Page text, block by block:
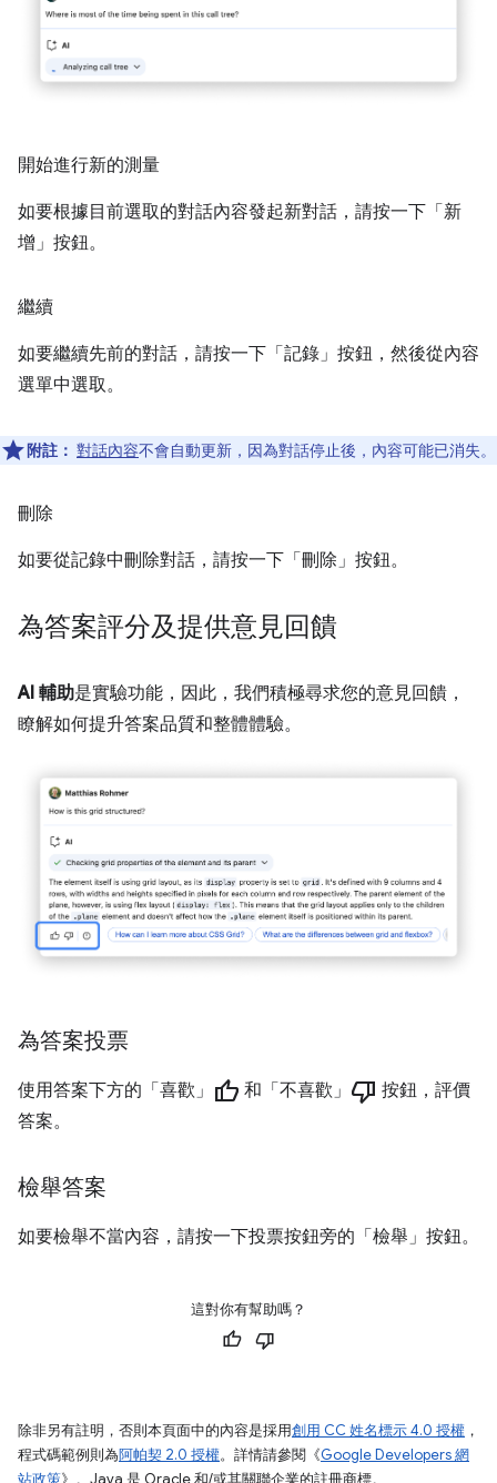
開始進行新的測量
如要根據目前選取的對話內容發起新對話，請按一下「新
增」 按鈕。
繼續
如要繼續先前的對話，請按一下「記錄」 按鈕，然後從內容
選單中選取。
附註： 對話內容不會自動更新，因為對話停止後，內容可能已消失。
刪除
如要從記錄中刪除對話，請按一下「刪除」 按鈕。
為答案評分及提供意見回饋
AI 輔助是實驗功能，因此，我們積極尋求您的意見回饋，
瞭解如何提升答案品質和整體體驗。
為答案投票
使用答案下方的「喜歡」 thumb_up 和「不喜歡」 thumb_down 按鈕，評價
答案。
檢舉答案
如要檢舉不當內容，請按一下投票按鈕旁的「檢舉」 按鈕。
這對你有幫助嗎？
除非另有註明，否則本頁面中的內容是採用創用 CC 姓名標示 4.0 授權 ，
程式碼範例則為阿帕契 2.0 授權。詳情請參閱《Google Developers 網